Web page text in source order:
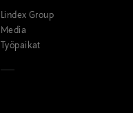
Lindex Group
Media
Työpaikat